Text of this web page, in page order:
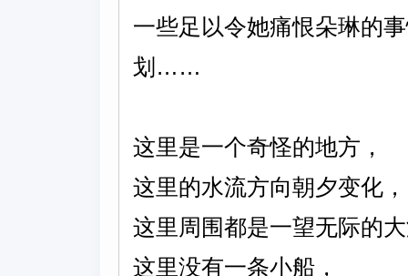
一些足以令她痛恨朵琳的
划……
这里是一个奇怪的地方，
这里的水流方向朝夕变化，
这里周围都是一望无际的
这里没有一条小船，